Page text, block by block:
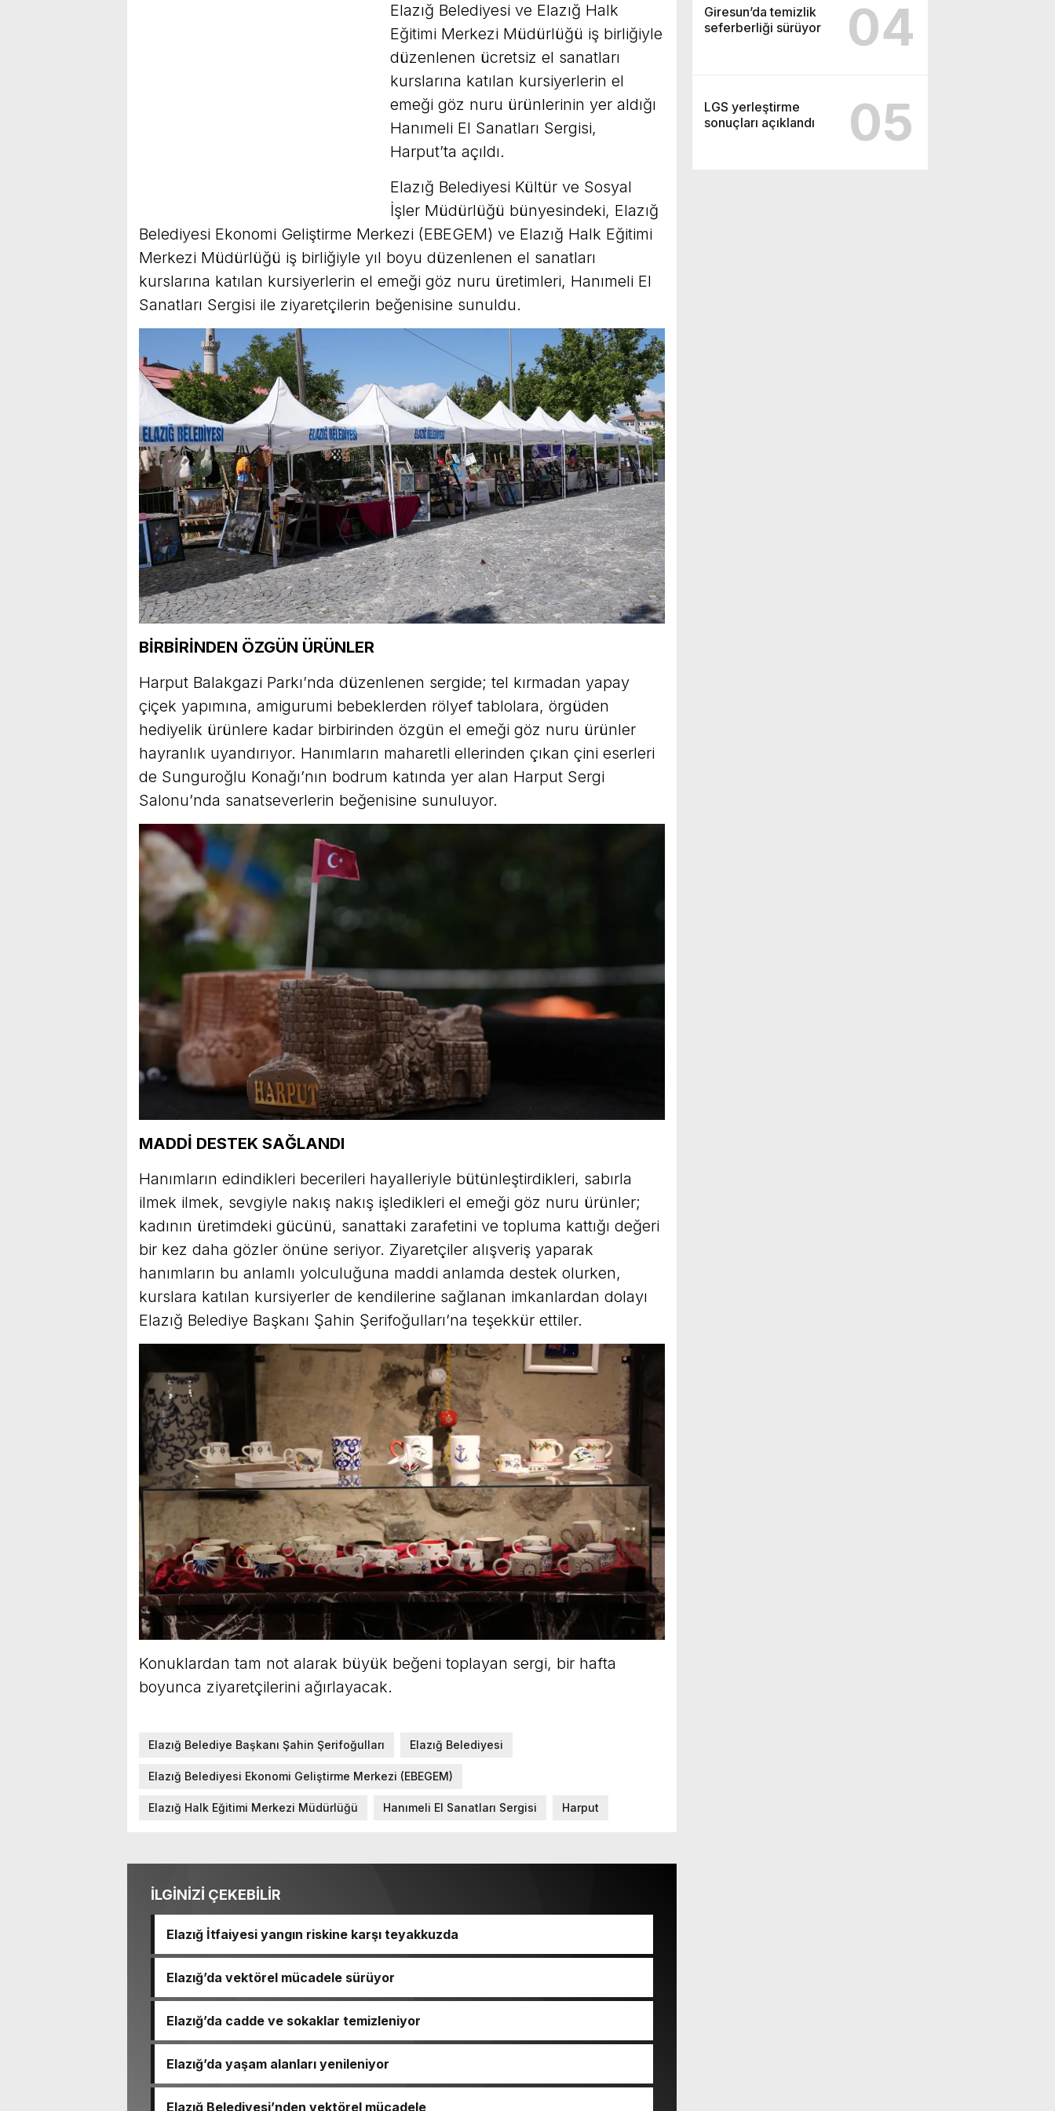
Giresun’da temizlik
seferberliği sürüyor
04
LGS yerleştirme
sonuçları açıklandı
05
Elazığ Belediyesi ve Elazığ Halk
Eğitimi Merkezi Müdürlüğü iş birliğiyle
düzenlenen ücretsiz el sanatları
kurslarına katılan kursiyerlerin el
emeği göz nuru ürünlerinin yer aldığı
Hanımeli El Sanatları Sergisi,
Harput’ta açıldı.
Elazığ Belediyesi Kültür ve Sosyal
İşler Müdürlüğü bünyesindeki, Elazığ
Belediyesi Ekonomi Geliştirme Merkezi (EBEGEM) ve Elazığ Halk Eğitimi
Merkezi Müdürlüğü iş birliğiyle yıl boyu düzenlenen el sanatları
kurslarına katılan kursiyerlerin el emeği göz nuru üretimleri, Hanımeli El
Sanatları Sergisi ile ziyaretçilerin beğenisine sunuldu.
BİRBİRİNDEN ÖZGÜN ÜRÜNLER
Harput Balakgazi Parkı’nda düzenlenen sergide; tel kırmadan yapay
çiçek yapımına, amigurumi bebeklerden rölyef tablolara, örgüden
hediyelik ürünlere kadar birbirinden özgün el emeği göz nuru ürünler
hayranlık uyandırıyor. Hanımların maharetli ellerinden çıkan çini eserleri
de Sunguroğlu Konağı’nın bodrum katında yer alan Harput Sergi
Salonu’nda sanatseverlerin beğenisine sunuluyor.
MADDİ DESTEK SAĞLANDI
Hanımların edindikleri becerileri hayalleriyle bütünleştirdikleri, sabırla
ilmek ilmek, sevgiyle nakış nakış işledikleri el emeği göz nuru ürünler;
kadının üretimdeki gücünü, sanattaki zarafetini ve topluma kattığı değeri
bir kez daha gözler önüne seriyor. Ziyaretçiler alışveriş yaparak
hanımların bu anlamlı yolculuğuna maddi anlamda destek olurken,
kurslara katılan kursiyerler de kendilerine sağlanan imkanlardan dolayı
Elazığ Belediye Başkanı Şahin Şerifoğulları’na teşekkür ettiler.
Konuklardan tam not alarak büyük beğeni toplayan sergi, bir hafta
boyunca ziyaretçilerini ağırlayacak.
Elazığ Belediye Başkanı Şahin Şerifoğulları Elazığ Belediyesi
Elazığ Belediyesi Ekonomi Geliştirme Merkezi (EBEGEM)
Elazığ Halk Eğitimi Merkezi Müdürlüğü Hanımeli El Sanatları Sergisi Harput
İLGİNİZİ ÇEKEBİLİR
Elazığ İtfaiyesi yangın riskine karşı teyakkuzda
Elazığ’da vektörel mücadele sürüyor
Elazığ’da cadde ve sokaklar temizleniyor
Elazığ’da yaşam alanları yenileniyor
Elazığ Belediyesi’nden vektörel mücadele